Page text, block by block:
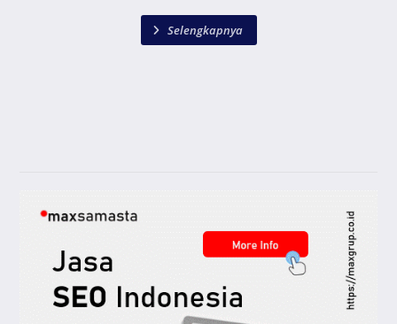
Selengkapnya